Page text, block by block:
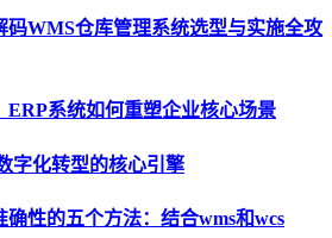
码WMS仓库管理系统选型与实施全攻
ERP系统如何重塑企业核心场景
字化转型的核心引擎
性的五个方法：结合wms和wcs